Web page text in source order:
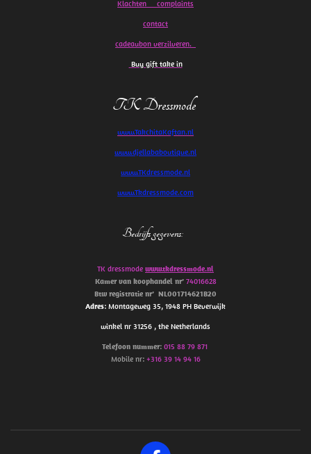
Klachten complaints
contact
cadeaubon verzilveren.
Buy gift take in
TK Dressmode
www.TakchitaKaftan.nl
www.djellababoutique.nl
www.TKdressmode.nl
www.Tkdressmode.com
Bedrijfs gegevens:
TK dressmode www.tkdressmode.nl
Kamer van koophandel nr’ 74016628
Btw registratie nr’ NL001714621B20
Adres: Montageweg 35, 1948 PH Beverwijk
winkel nr 31256 , the Netherlands
Telefoon nummer:015 88 79 871
Mobile nr: +316 39 14 94 16